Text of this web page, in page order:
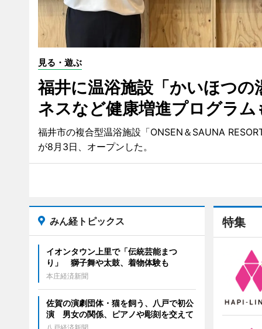
見る・遊ぶ
福井に温浴施設「かいほつ
ネスなど健康増進プログラム
福井市の複合型温浴施設「ONSEN＆SAUNA
が8月3日、オープンした。
特集
みん経トピックス
イオンタウン上里で「伝統芸能まつ
り」 獅子舞や太鼓、着物体験も
本庄経済新聞
佐賀の演劇団体・猫を飼う、八戸で初公
演 男女の関係、ピアノや彫刻を交えて